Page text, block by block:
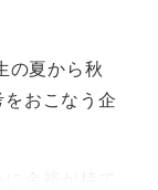
の夏から秋
おこなう企
余裕が持て